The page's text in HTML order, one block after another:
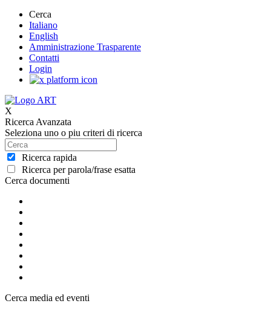
Cerca
Italiano
English
Amministrazione Trasparente
Contatti
Login
X
Ricerca Avanzata
Seleziona uno o piu criteri di ricerca
Ricerca rapida
Ricerca per parola/frase esatta
Cerca documenti
Cerca media ed eventi